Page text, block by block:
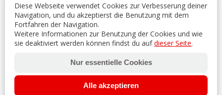
Diese Webseite verwendet Cookies zur Verbesserung deiner
Navigation, und du akzeptierst die Benutzung mit dem
Fortfahren der Navigation.
Weitere Informationen zur Benutzung der Cookies und wie
sie deaktiviert werden können findst du aufdieser Seite.
Nur essentielle Cookies
Alle akzeptieren